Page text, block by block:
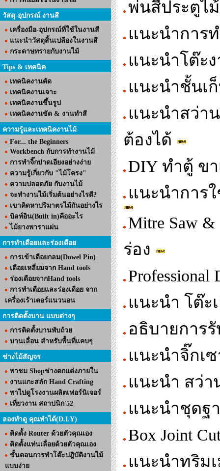
วัสดุ-อุปกรณ์ งานสี
เครื่องมือ-อุปกรณ์ที่ใช้ในงานสี
แนะนำวัสดุสิ้นเปลืองในงานสี
กระดาษทรายกับงานไม้
Tips & เทคนิค
เทคนิคงานตัด
เทคนิคงานเจาะ
เทคนิคงานขึ้นรูป
เทคนิคงานขัด & งานทำสี
ความรู้และเทคนิคงานไม้
For... the Beginners
Workbench กับการทำงานไม้
การทำจิ๊กปาดเอียงอย่างง่าย
ความรู้เกี่ยวกับ "ไม้โครง"
ความปลอดภัย กับงานไม้
จะทำงานไม้เริ่มต้นอย่างไรดี?
เขาคิดหาปริมาตรไม้กันอย่างไร
บิลท์อิน(Built in)คืออะไร
ไม้ยางพาราแผ่น
การทำเดือยและร่องเดือย
การเข้าเดือยกลม(Dowel Pin)
เดือยเหลี่ยมจาก Hand tools
ร่องเดือยจากHand tools
การทำเดือยและร่องเดือย จาก
เครื่องเร้าเตอร์แนวนอน
การติดตั้งบาน แบบต่างๆ
การติดตั้งบานพับถ้วย
บานเลื่อน สำหรับพื้นที่แคบๆ
ช่างไม้สัญจร
พาชม Shopช่างตกแต่งภายใน
งานแกะสลัก Hand Crafting
พาไปดูโรงงานผลิตเฟอร์นิเจอร์
เที่ยวงาน สถาปนิก'52
ลองทำดู คุณทำได้(D.I.Y)
ติดตั้ง Router ด้วยตัวคุณเอง
ติดตั้งแท่นเลื่อยด้วยตัวคุณเอง
ขั้นตอนการทำโต๊ะปฎิบัติงานไม้
แบบง่าย
พ่นสีประตูไ
แนะนำการ
แนะนำโต๊ะ
แนะนำชั้นเ
แนะนำสว่า
ต้องได้
DIY ทำตู้ ขา
แนะนำการ
Mitre Saw
ร่อง
แนะนำ โต๊ะ
อธิบายการ
แนะนำจิ๊กเ
แนะนำ สว่า
แนะนำชุดฐ
Box Joint
แนะนำทริมเ